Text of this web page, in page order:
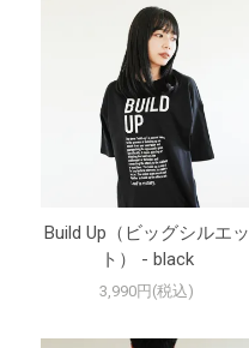
Build Up（ビッグシルエッ
ト） - black
3,990円(税込)